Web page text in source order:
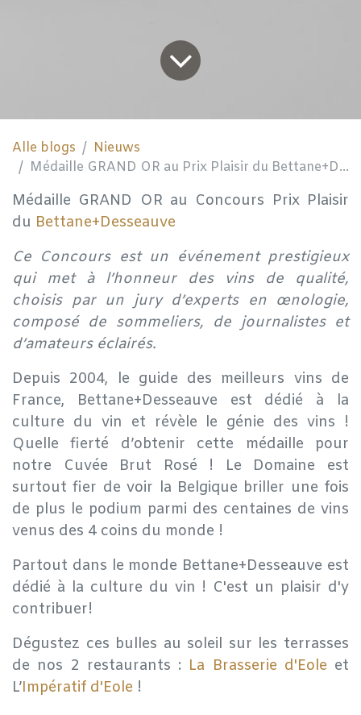
Alle blogs
Nieuws
Médaille GRAND OR au Prix Plaisir du Bettane+Desseauve
Médaille GRAND OR au Concours Prix Plaisir
du Bettane+Desseauve
Ce Concours est un événement prestigieux
qui met à l’honneur des vins de qualité,
choisis par un jury d’experts en œnologie,
composé de sommeliers, de journalistes et
d’amateurs éclairés.
Depuis 2004, le guide des meilleurs vins de
France, Bettane+Desseauve est dédié à la
culture du vin et révèle le génie des vins !
Quelle fierté d’obtenir cette médaille pour
notre Cuvée Brut Rosé ! Le Domaine est
surtout fier de voir la Belgique briller une fois
de plus le podium parmi des centaines de vins
venus des 4 coins du monde !
Partout dans le monde Bettane+Desseauve est
dédié à la culture du vin ! C'est un plaisir d'y
contribuer!
Dégustez ces bulles au soleil sur les terrasses
de nos 2 restaurants : La Brasserie d'Eole et
L’Impératif d'Eole !